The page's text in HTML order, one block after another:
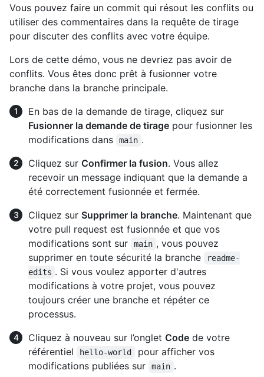
Vous pouvez faire un commit qui résout les conflits ou
utiliser des commentaires dans la requête de tirage
pour discuter des conflits avec votre équipe.
Lors de cette démo, vous ne devriez pas avoir de
conflits. Vous êtes donc prêt à fusionner votre
branche dans la branche principale.
En bas de la demande de tirage, cliquez sur
Fusionner la demande de tirage pour fusionner les
modifications dans
main .
Cliquez sur Confirmer la fusion. Vous allez
recevoir un message indiquant que la demande a
été correctement fusionnée et fermée.
Cliquez sur Supprimer la branche. Maintenant que
votre pull request est fusionnée et que vos
modifications sont sur
main , vous pouvez
supprimer en toute sécurité la branche
readme-
edits . Si vous voulez apporter d'autres
modifications à votre projet, vous pouvez
toujours créer une branche et répéter ce
processus.
Cliquez à nouveau sur l’onglet Code de votre
référentiel
hello-world
pour afficher vos
modifications publiées sur
main .